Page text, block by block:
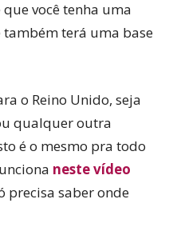
você tenha uma
terá uma base
o Reino Unido, seja
qualquer outra
é o mesmo pra todo
neste vídeo
precisa saber onde